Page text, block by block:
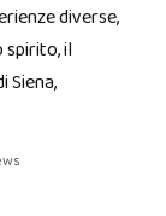
diverse,
spirito, il
Siena,